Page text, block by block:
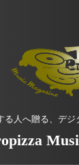
る人へ贈る、デジ